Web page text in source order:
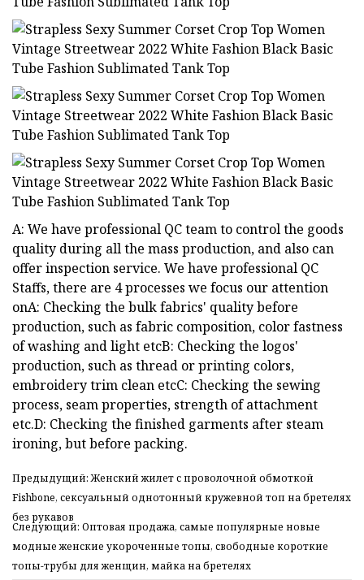
A: We have professional QC team to control the goods
quality during all the mass production, and also can
offer inspection service. We have professional QC
Staffs, there are 4 processes we focus our attention
onA: Checking the bulk fabrics' quality before
production, such as fabric composition, color fastness
of washing and light etcB: Checking the logos'
production, such as thread or printing colors,
embroidery trim clean etcC: Checking the sewing
process, seam properties, strength of attachment
etc.D: Checking the finished garments after steam
ironing, but before packing.
Предыдущий: Женский жилет с проволочной обмоткой
Fishbone, сексуальный однотонный кружевной топ на бретелях
без рукавов
Следующий: Оптовая продажа, самые популярные новые
модные женские укороченные топы, свободные короткие
топы-трубы для женщин, майка на бретелях